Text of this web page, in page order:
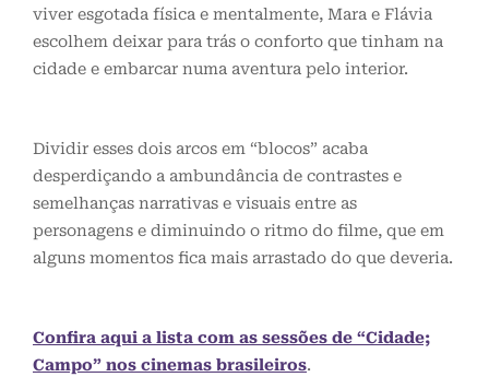
viver esgotada física e mentalmente, Mara e Flávia
escolhem deixar para trás o conforto que tinham na
cidade e embarcar numa aventura pelo interior.
Dividir esses dois arcos em “blocos” acaba
desperdiçando a ambundância de contrastes e
semelhanças narrativas e visuais entre as
personagens e diminuindo o ritmo do filme, que em
alguns momentos fica mais arrastado do que deveria.
Confira aqui a lista com as sessões de “Cidade;
Campo” nos cinemas brasileiros.